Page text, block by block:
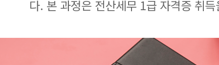
다. 본 과정은 전산세무 1급 자격증 취